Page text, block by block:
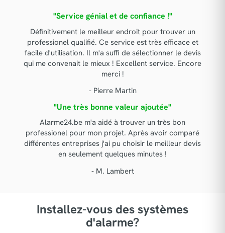
"Service génial et de confiance !"
Définitivement le meilleur endroit pour trouver un
professionel qualifié. Ce service est très efficace et
facile d'utilisation. Il m'a suffi de sélectionner le devis
qui me convenait le mieux ! Excellent service. Encore
merci !
- Pierre Martin
"Une très bonne valeur ajoutée"
Alarme24.be m'a aidé à trouver un très bon
professionel pour mon projet. Après avoir comparé
différentes entreprises j'ai pu choisir le meilleur devis
en seulement quelques minutes !
- M. Lambert
Installez-vous des systèmes
d'alarme?